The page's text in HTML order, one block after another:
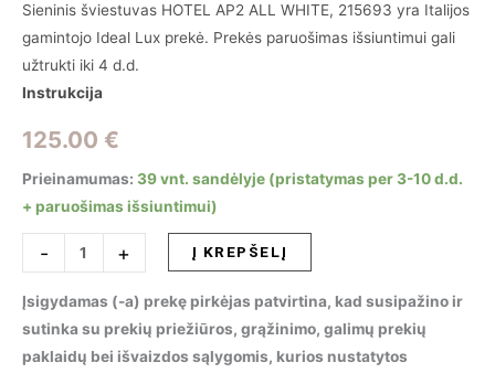
Sieninis šviestuvas HOTEL AP2 ALL WHITE, 215693 yra Italijos
gamintojo Ideal Lux prekė. Prekės paruošimas išsiuntimui gali
užtrukti iki 4 d.d.
Instrukcija
125.00 €
Prieinamumas: 39 vnt. sandėlyje (pristatymas per 3-10 d.d.
+ paruošimas išsiuntimui)
-
produkto
kiekis:
Sieninis
šviestuvas
HOTEL
+ Į KREPŠELĮ
Įsigydamas (-a) prekę pirkėjas patvirtina, kad susipažino ir
sutinka su prekių priežiūros, grąžinimo, galimų prekių
paklaidų bei išvaizdos sąlygomis, kurios nustatytos